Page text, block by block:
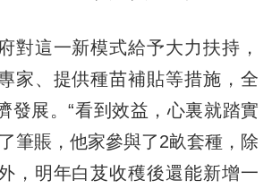
這一新模式給予大力扶持，
家、提供種苗補貼等措施，全
發展。“看到效益，心裏就踏實
筆賬，他家參與了2畝套種，除
，明年白芨收穫後還能新增一